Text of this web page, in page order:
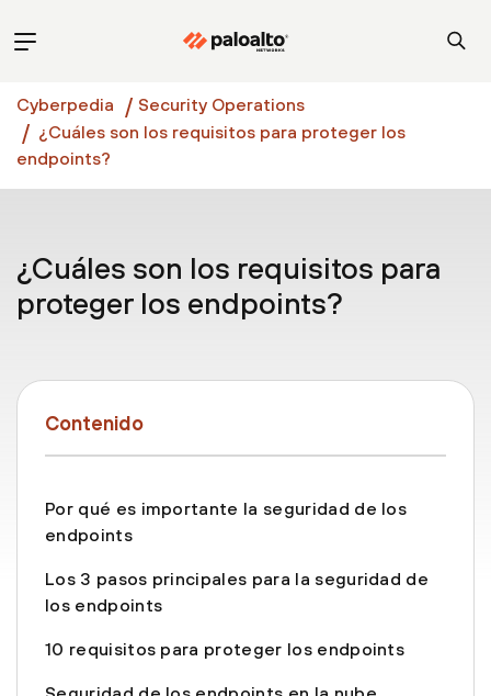
Cyberpedia
Security Operations
¿Cuáles son los requisitos para proteger los
endpoints?
¿Cuáles son los requisitos para
proteger los endpoints?
Contenido
Por qué es importante la seguridad de los
endpoints
Los 3 pasos principales para la seguridad de
los endpoints
10 requisitos para proteger los endpoints